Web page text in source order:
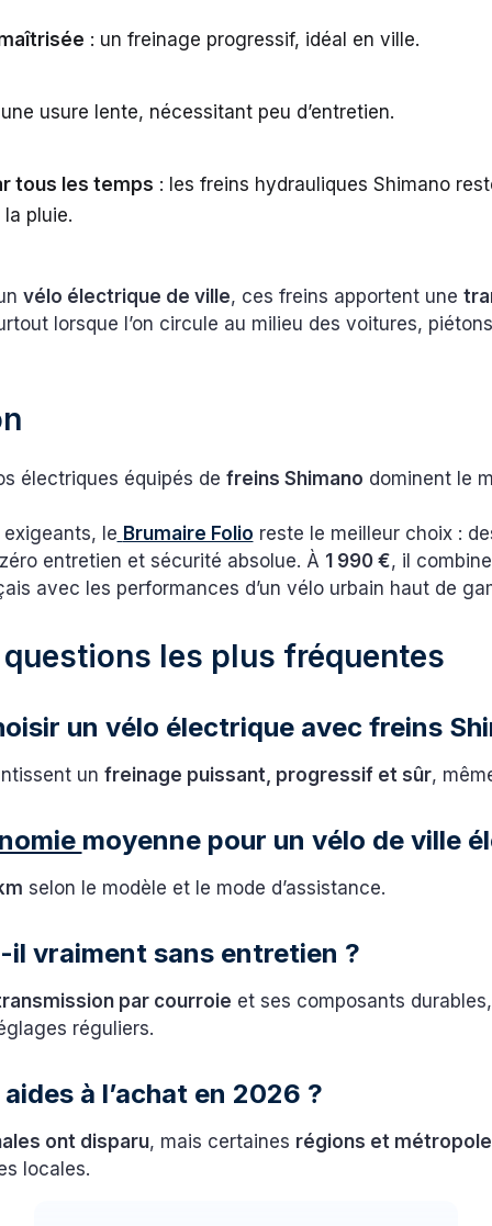
: un freinage progressif, idéal en ville.
usure lente, nécessitant peu d’entretien.
tous les temps : les freins hydrauliques Shimano
pluie.
vélo électrique de ville, ces freins apportent une
lorsque l’on circule au milieu des voitures,
électriques équipés de freins Shimano dominent le
le Brumaire Folio reste le meilleur choix :
entretien et sécurité absolue. À 1 990 €, il
avec les performances d’un vélo urbain haut de
questions les plus fréquentes
un vélo électrique avec freins
un freinage puissant, progressif et sûr,
moyenne pour un vélo de ville
selon le modèle et le mode d’assistance.
il vraiment sans entretien ?
par courroie et ses composants
réguliers.
à l’achat en 2026 ?
ont disparu, mais certaines régions et
locales.